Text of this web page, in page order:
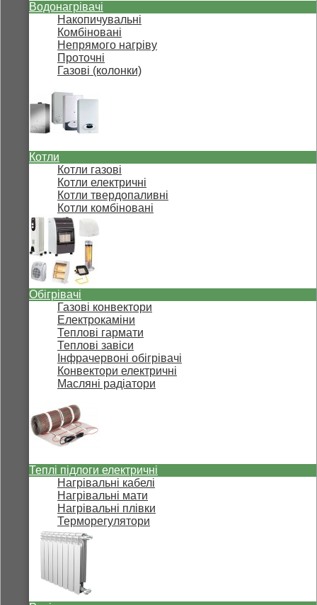
Водонагрівачі
Накопичувальні
Комбіновані
Непрямого нагріву
Проточні
Газові (колонки)
Котли
Котли газові
Котли електричні
Котли твердопаливні
Котли комбіновані
Обігрівачі
Газові конвектори
Електрокаміни
Теплові гармати
Теплові завіси
Інфрачервоні обігрівачі
Конвектори електричні
Масляні радіатори
Теплі підлоги електричні
Нагрівальні кабелі
Нагрівальні мати
Нагрівальні плівки
Терморегулятори